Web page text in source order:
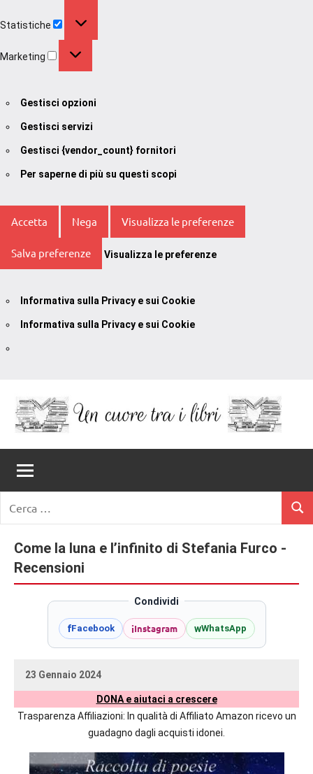
Statistiche
Marketing
Gestisci opzioni
Gestisci servizi
Gestisci {vendor_count} fornitori
Per saperne di più su questi scopi
Accetta Nega Visualizza le preferenze
Salva preferenze Visualizza le preferenze
Informativa sulla Privacy e sui Cookie
Informativa sulla Privacy e sui Cookie
contenuto
Un
Cuore
Tra
I
Libri
romanzi
romance
e
non
solo.
Recensioni,
delle
autrici
straniere.
per:
Come la luna e l’infinito di Stefania Furco -
Recensioni
Condividi
fFacebook iInstagram wWhatsApp
23 Gennaio 2024
DONA e aiutaci a crescere
Trasparenza Affiliazioni: In qualità di Affiliato Amazon ricevo un
guadagno dagli acquisti idonei.